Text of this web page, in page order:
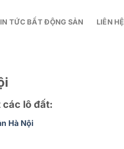
TỨC BẤT ĐỘNG SẢN LIÊN HỆ
các lô đất:
Hà Nội